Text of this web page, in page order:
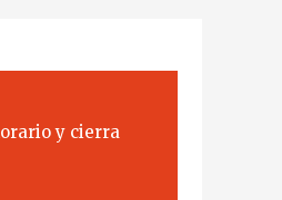
y cierra